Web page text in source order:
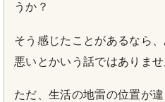
うか？
そう感じたことがあるなら
悪いとかいう話ではありませ
ただ、生活の地雷の位置が